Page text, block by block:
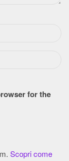
for the
Scopri come